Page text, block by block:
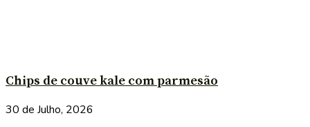
Chips de couve kale com parmesão
30 de Julho, 2026